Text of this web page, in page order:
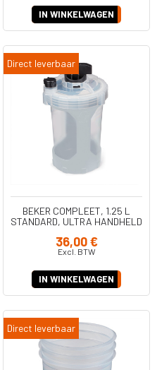
IN WINKELWAGEN
Direct leverbaar
BEKER COMPLEET, 1.25 L
STANDARD, ULTRA HANDHELD
36,00 €
Excl. BTW
IN WINKELWAGEN
Direct leverbaar